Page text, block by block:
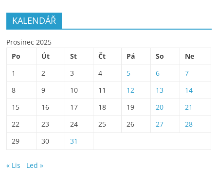
KALENDÁŘ
Prosinec 2025
Po
Út St Čt Pá So
Ne
1
2 3 4 5 6
7
8
9 10 11 12 13
14
15
16 17 18 19 20
21
22
23 24 25 26 27
28
29
30 31
« Lis Led »